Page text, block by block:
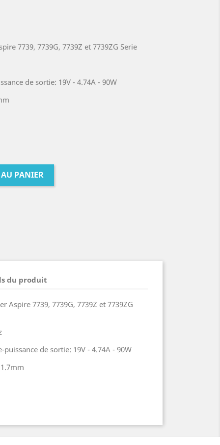
7739, 7739G, 7739Z et 7739ZG Serie
de sortie: 19V - 4.74A - 90W
PANIER
du produit
Aspire 7739, 7739G, 7739Z et 7739ZG
de sortie: 19V - 4.74A - 90W